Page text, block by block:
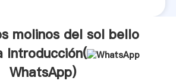
molinos del sol bello
Introducción(
WhatsApp)